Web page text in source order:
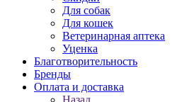
Для собак
Для кошек
Ветеринарная аптека
Уценка
Благотворительность
Бренды
Оплата и доставка
Назад